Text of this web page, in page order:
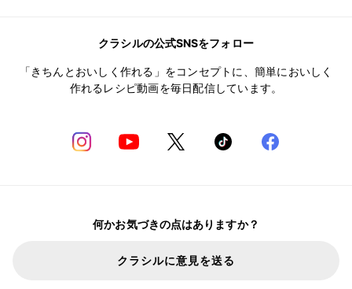
クラシルの公式SNSをフォロー
「きちんとおいしく作れる」をコンセプトに、簡単においしく
作れるレシピ動画を毎日配信しています。
何かお気づきの点はありますか？
クラシルに意見を送る